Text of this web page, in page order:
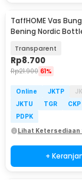
TaffHOME Vas
Bening Nordic
Transparent
Rp8.700
Rp21.900 61%
Online JKTP
JKTU
TGR CKP
PDPK
Lihat Ketersediaan
+